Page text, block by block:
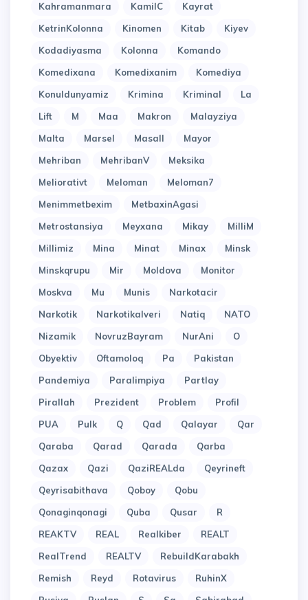
Kahramanmara
KamilC
Kayrat
KetrinKolonna
Kinomen Kitab
Kiyev
Kodadiyasma
Kolonna
Komando
Komedixana
Komedixanim
Komediya
Konuldunyamiz
Krimina Kriminal
La
Lift
M Maa Makron
Malayziya
Malta
Marsel Masall
Mayor
Mehriban
MehribanV
Meksika
Meliorativt
Meloman
Meloman7
Menimmetbexim
MetbaxinAgasi
Metrostansiya
Meyxana Mikay
MilliM
Millimiz
Mina Minat Minax
Minsk
Minskqrupu
Mir Moldova
Monitor
Moskva
Mu Munis
Narkotacir
Narkotik
Narkotikalveri Natiq
NATO
Nizamik
NovruzBayram NurAni
O
Obyektiv
Oftamoloq Pa
Pakistan
Pandemiya
Paralimpiya
Partlay
Pirallah
Prezident Problem
Profil
PUA
Pulk Q Qad Qalayar
Qar
Qaraba
Qarad Qarada
Qarba
Qazax
Qazi QaziREALda
Qeyrineft
Qeyrisabithava
Qoboy
Qobu
Qonaginqonagi
Quba Qusar
R
REAKTV
REAL Realkiber
REALT
RealTrend
REALTV
RebuildKarabakh
Remish
Reyd Rotavirus
RuhinX